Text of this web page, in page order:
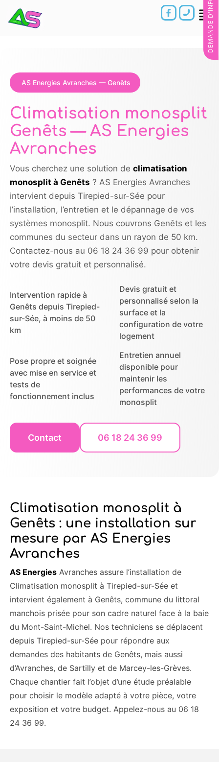
AS Energies Avranches — Genêts
Climatisation monosplit
Genêts — AS Energies
Avranches
Vous cherchez une solution de climatisation
monosplit à Genêts ? AS Energies Avranches
intervient depuis Tirepied-sur-Sée pour
l’installation, l’entretien et le dépannage de vos
systèmes monosplit. Nous couvrons Genêts et les
communes du secteur dans un rayon de 50 km.
Contactez-nous au 06 18 24 36 99 pour obtenir
votre devis gratuit et personnalisé.
Intervention rapide à
Genêts depuis Tirepied-
sur-Sée, à moins de 50
km
Devis gratuit et
personnalisé selon la
surface et la
configuration de votre
logement
Pose propre et soignée
avec mise en service et
tests de
fonctionnement inclus
Entretien annuel
disponible pour
maintenir les
performances de votre
monosplit
Contact 06 18 24 36 99
Climatisation monosplit à
Genêts : une installation sur
mesure par AS Energies
Avranches
AS Energies Avranches assure l’installation de
Climatisation monosplit à Tirepied-sur-Sée et
intervient également à Genêts, commune du littoral
manchois prisée pour son cadre naturel face à la baie
du Mont-Saint-Michel. Nos techniciens se déplacent
depuis Tirepied-sur-Sée pour répondre aux
demandes des habitants de Genêts, mais aussi
d’Avranches, de Sartilly et de Marcey-les-Grèves.
Chaque chantier fait l’objet d’une étude préalable
pour choisir le modèle adapté à votre pièce, votre
exposition et votre budget. Appelez-nous au 06 18
24 36 99.